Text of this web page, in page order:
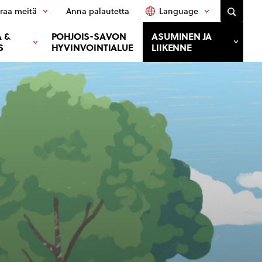
&
POHJOIS-SAVON
HYVINVOINTIALUE
ASUMINEN JA
LIIKENNE
meitä Anna palautetta Language